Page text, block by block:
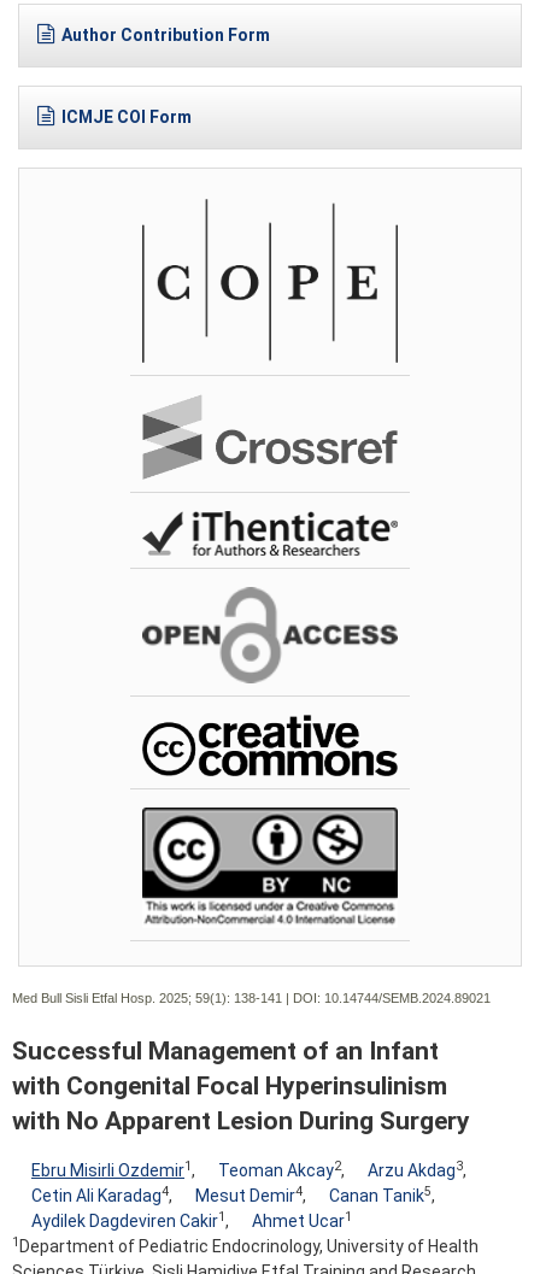
Author Contribution Form
ICMJE COI Form
Med Bull Sisli Etfal Hosp. 2025; 59(1): 138-141 | DOI: 10.14744/SEMB.2024.89021
Successful Management of an Infant
with Congenital Focal Hyperinsulinism
with No Apparent Lesion During Surgery
Ebru Misirli Ozdemir1, Teoman Akcay2, Arzu Akdag3,
Cetin Ali Karadag4, Mesut Demir4, Canan Tanik5,
Aydilek Dagdeviren Cakir1, Ahmet Ucar1
1 Department of Pediatric Endocrinology, University of Health